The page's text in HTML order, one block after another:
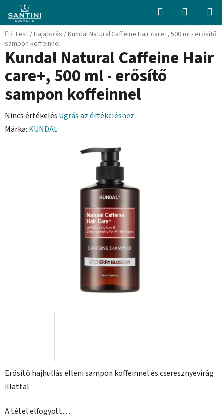
fő
tartalomhoz
Keresés KOSÁR
Kezdőlap
/Test/Hajápolás/Kundal Natural Caffeine Hair care+, 500 ml - erősítő
sampon koffeinnel
Erősítő hajhullás elleni sampon koffeinnel és cseresznyevirág
illattal
A tétel elfogyott…
Kundal Natural Caffeine Hair
care+, 500 ml - erősítő
sampon koffeinnel
A
termék
Nincs értékelés Ugrás az értékeléshez
Márka: KUNDAL